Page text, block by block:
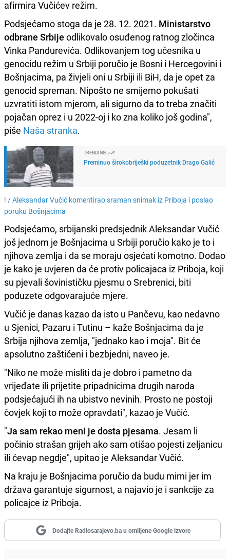
afirmira Vučićev režim.
Podsjećamo stoga da je 28. 12. 2021. Ministarstvo
odbrane Srbije odlikovalo osuđenog ratnog zločinca
Vinka Pandurevića. Odlikovanjem tog učesnika u
genocidu režim u Srbiji poručio je Bosni i Hercegovini i
Bošnjacima, pa živjeli oni u Srbiji ili BiH, da je opet za
genocid spreman. Nipošto ne smijemo pokušati
uzvratiti istom mjerom, ali sigurno da to treba značiti
pojačan oprez i u 2022-oj i ko zna koliko još godina",
piše Naša stranka.
TRENDING
Preminuo širokobriješki poduzetnik Drago Galić
! /Aleksandar Vučić komentirao sraman snimak iz Priboja i poslao
poruku Bošnjacima
Podsjećamo, srbijanski predsjednik Aleksandar Vučić
još jednom je Bošnjacima u Srbiji poručio kako je to i
njihova zemlja i da se moraju osjećati komotno. Dodao
je kako je uvjeren da će protiv policajaca iz Priboja, koji
su pjevali šovinističku pjesmu o Srebrenici, biti
poduzete odgovarajuće mjere.
Vučić je danas kazao da isto u Pančevu, kao nedavno
u Sjenici, Pazaru i Tutinu – kaže Bošnjacima da je
Srbija njihova zemlja, "jednako kao i moja". Bit će
apsolutno zaštićeni i bezbjedni, naveo je.
"Niko ne može misliti da je dobro i pametno da
vrijeđate ili prijetite pripadnicima drugih naroda
podsjećajući ih na ubistvo nevinih. Prosto ne postoji
čovjek koji to može opravdati", kazao je Vučić.
"Ja sam rekao meni je dosta pjesama. Jesam li
počinio strašan grijeh ako sam otišao pojesti zeljanicu
ili ćevap negdje", upitao je Aleksandar Vučić.
Na kraju je Bošnjacima poručio da budu mirni jer im
država garantuje sigurnost, a najavio je i sankcije za
policajce iz Priboja.
Dodajte Radiosarajevo.ba u omiljene Google izvore